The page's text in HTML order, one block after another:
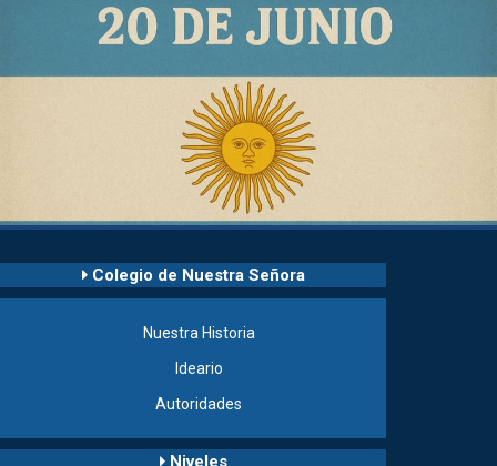
20 de junio - Día de la Bandera
Colegio de Nuestra Señora
Nuestra Historia
Ideario
Autoridades
Niveles